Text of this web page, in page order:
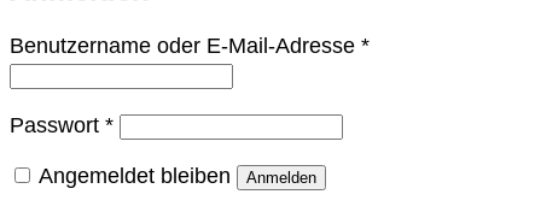
Benutzername oder E-Mail-Adresse *Erforderlich
Passwort *Erforderlich
Angemeldet bleiben Anmelden